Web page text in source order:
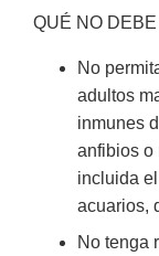
QUÉ NO
No
adultos
inmunes
anfibios o
incluida
acuarios,
No tenga